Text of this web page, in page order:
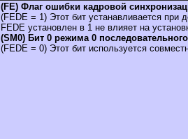
(FE) Флаг ошибки кадровой
(FEDE = 1) Этот бит устанавливается при
FEDE установлен в 1 не влияет на
(SM0) Бит 0 режима 0
(FEDE = 0) Этот бит используется